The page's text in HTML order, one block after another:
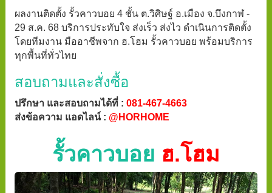
ผลงานติดตั้ง รั้วคาวบอย 4 ชั้น ต.วิศิษฐ์ อ.เมือง จ.บึงกาฬ -
29 ส.ค. 68 บริการประทับใจ ส่งเร็ว ส่งไว ดำเนินการติดตั้ง
โดยทีมงาน มืออาชีพจาก ฮ.โฮม รั้วคาวบอย พร้อมบริการ
ทุกพื้นที่ทั่วไทย
สอบถามและสั่งซื้อ
ปรึกษา และสอบถามได้ที่ : 081-467-4663
ส่งข้อความ แอดไลน์ : @HORHOME
รั้วคาวบอย ฮ.โฮม